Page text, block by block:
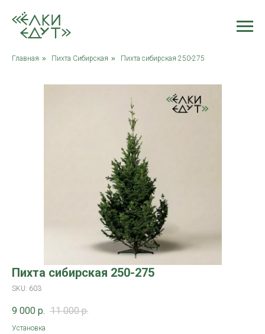
Главная » Пихта Сибирская » Пихта сибирская 250-275
Пихта сибирская 250-275
SKU: 603
9 000 р. 11 000 р.
Установка